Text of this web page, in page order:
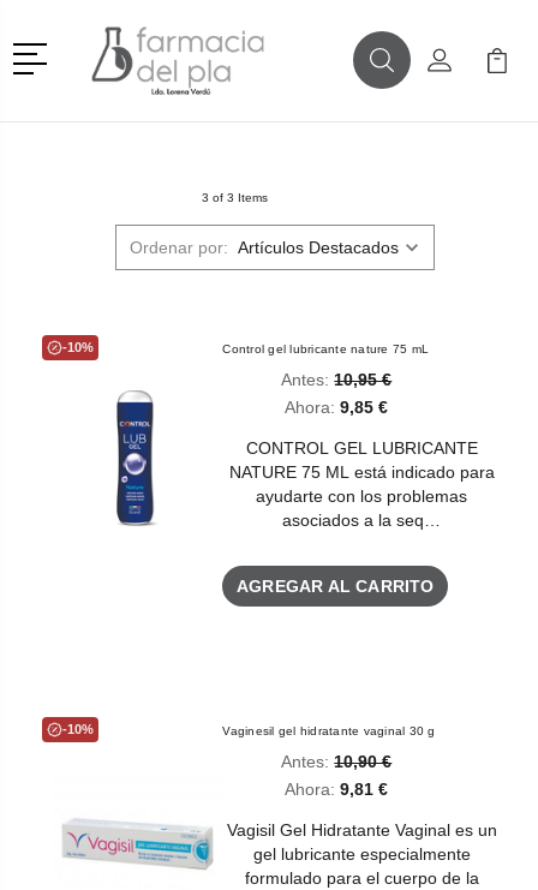
Menú
BuscarMi Cuenta
Mi
3 of 3 Items
Ordenar por:
-10% Control gel lubricante nature 75 mL
Ahora: 9,85 €
Antes: 10,95 €
CONTROL GEL LUBRICANTE
NATURE 75 ML está indicado para
ayudarte con los problemas
asociados a la seq…
AGREGAR AL CARRITO
-10% Vaginesil gel hidratante vaginal 30 g
Ahora: 9,81 €
Antes: 10,90 €
Vagisil Gel Hidratante Vaginal es un
gel lubricante especialmente
formulado para el cuerpo de la